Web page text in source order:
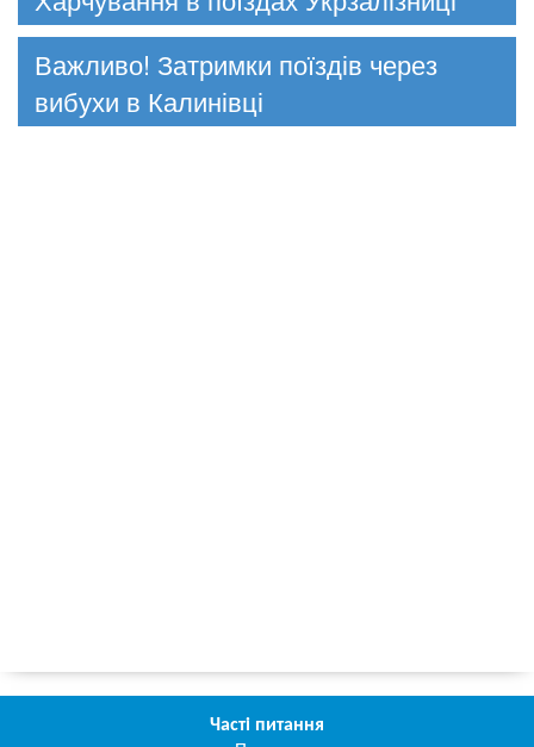
Важливо! Затримки поїздів через
вибухи в Калинівці
Часті питання